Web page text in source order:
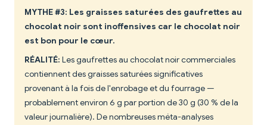
MYTHE #3: Les graisses saturées des gaufrettes au
chocolat noir sont inoffensives car le chocolat noir
est bon pour le cœur.
RÉALITÉ: Les gaufrettes au chocolat noir commerciales
contiennent des graisses saturées significatives
provenant à la fois de l'enrobage et du fourrage —
probablement environ 6 g par portion de 30 g (30 % de la
valeur journalière). De nombreuses méta-analyses